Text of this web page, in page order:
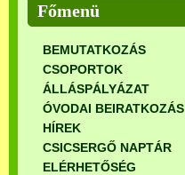
Főmenü
BEMUTATKOZÁS
CSOPORTOK
ÁLLÁSPÁLYÁZAT
ÓVODAI BEIRATKOZÁS
HÍREK
CSICSERGŐ NAPTÁR
ELÉRHETŐSÉG